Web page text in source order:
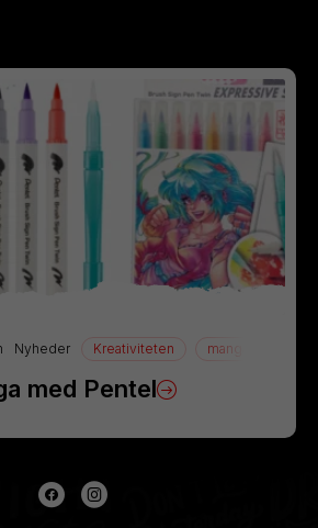
Nyheder Kreativiteten manga
med Pentel